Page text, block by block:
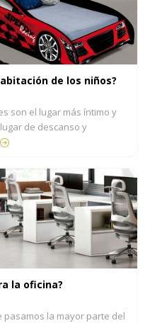
de los niños?
son el lugar más íntimo y
de descanso y
la oficina?
la mayor parte del